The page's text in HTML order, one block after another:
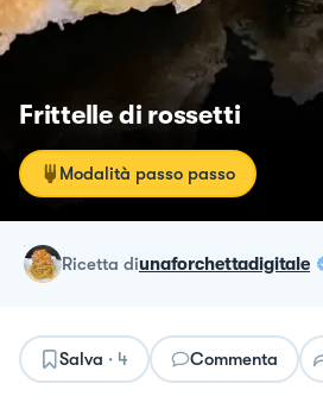
Frittelle di rossetti
Modalità passo passo
ricetta diunaforchettadigitale
Salva · 4 Commenta